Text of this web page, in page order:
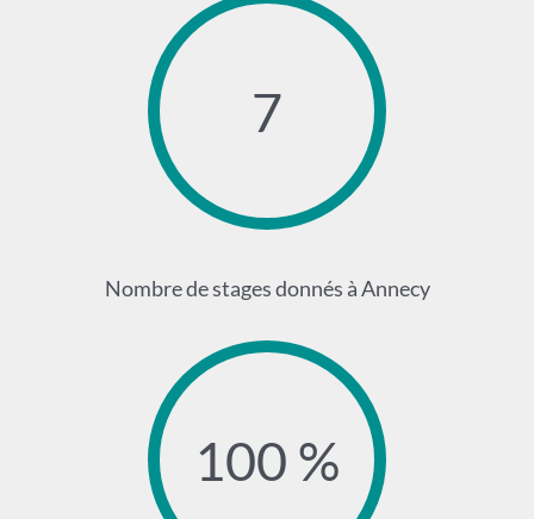
7
Nombre de stages donnés à Annecy
100 %